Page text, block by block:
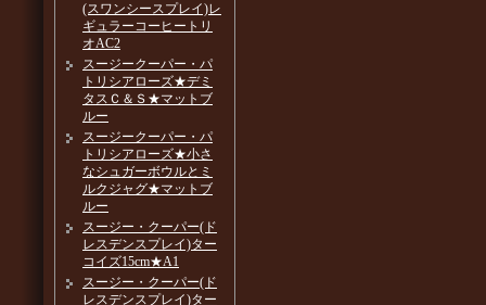
(スワンシースプレイ)レ
ギュラーコーヒートリ
オAC2
スージークーパー・パ
トリシアローズ★デミ
タスＣ＆Ｓ★マットブ
ルー
スージークーパー・パ
トリシアローズ★小さ
なシュガーボウルとミ
ルクジャグ★マットブ
ルー
スージー・クーパー(ド
レスデンスプレイ)ター
コイズ15cm★A1
スージー・クーパー(ド
レスデンスプレイ)ター